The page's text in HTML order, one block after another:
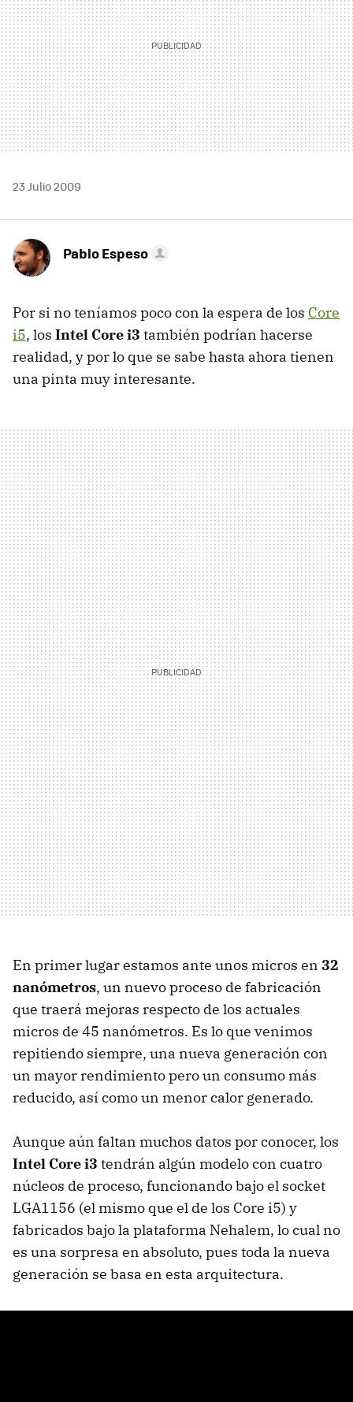
23 Julio 2009
Pablo Espeso
Por si no teníamos poco con la espera de los Core
i5, los Intel Core i3 también podrían hacerse
realidad, y por lo que se sabe hasta ahora tienen
una pinta muy interesante.
En primer lugar estamos ante unos micros en 32
nanómetros, un nuevo proceso de fabricación
que traerá mejoras respecto de los actuales
micros de 45 nanómetros. Es lo que venimos
repitiendo siempre, una nueva generación con
un mayor rendimiento pero un consumo más
reducido, así como un menor calor generado.
Aunque aún faltan muchos datos por conocer, los
Intel Core i3 tendrán algún modelo con cuatro
núcleos de proceso, funcionando bajo el socket
LGA1156 (el mismo que el de los Core i5) y
fabricados bajo la plataforma Nehalem, lo cual no
es una sorpresa en absoluto, pues toda la nueva
generación se basa en esta arquitectura.